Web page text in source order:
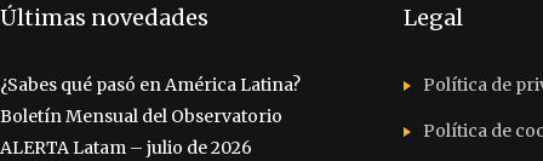
Últimas novedades
¿Sabes qué pasó en América Latina?
Boletín Mensual del Observatorio
ALERTA Latam – julio de 2026
Legal
Política de
Política de